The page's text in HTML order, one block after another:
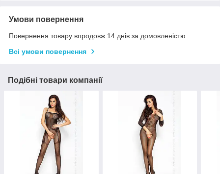
Умови повернення
Повернення товару впродовж 14 днів за домовленістю
Всі умови повернення
Подібні товари компанії